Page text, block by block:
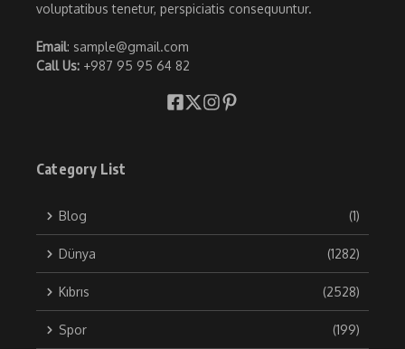
voluptatibus tenetur, perspiciatis consequuntur.
Email: sample@gmail.com
Call Us: +987 95 95 64 82
Category List
Blog (1)
Dünya (1282)
Kıbrıs (2528)
Spor (199)